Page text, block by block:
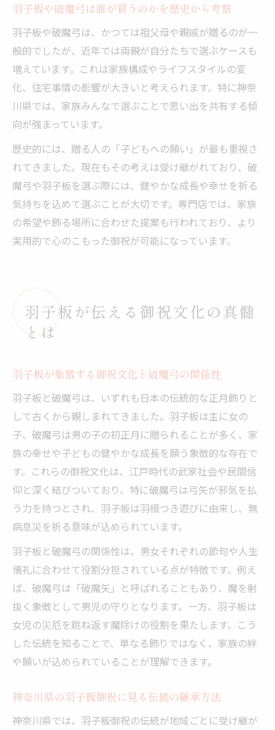
羽子板や破魔弓は誰が買うのかを歴史から考察
羽子板や破魔弓は、かつては祖父母や親戚が贈るのが一
般的でしたが、近年では両親が自分たちで選ぶケースも
増えています。これは家族構成やライフスタイルの変
化、住宅事情の影響が大きいと考えられます。特に神奈
川県では、家族みんなで選ぶことで思い出を共有する傾
向が強まっています。
歴史的には、贈る人の「子どもへの願い」が最も重視さ
れてきました。現在もその考えは受け継がれており、破
魔弓や羽子板を選ぶ際には、健やかな成長や幸せを祈る
気持ちを込めて選ぶことが大切です。専門店では、家族
の希望や飾る場所に合わせた提案も行われており、より
実用的で心のこもった御祝が可能になっています。
羽子板が伝える御祝文化の真髄
とは
羽子板が象徴する御祝文化と破魔弓の関係性
羽子板と破魔弓は、いずれも日本の伝統的な正月飾りと
して古くから親しまれてきました。羽子板は主に女の
子、破魔弓は男の子の初正月に贈られることが多く、家
族の幸せや子どもの健やかな成長を願う象徴的な存在で
す。これらの御祝文化は、江戸時代の武家社会や民間信
仰と深く結びついており、特に破魔弓は弓矢が邪気を払
う力を持つとされ、羽子板は羽根つき遊びに由来し、無
病息災を祈る意味が込められています。
羽子板と破魔弓の関係性は、男女それぞれの節句や人生
儀礼に合わせて役割分担されている点が特徴です。例え
ば、破魔弓は「破魔矢」と呼ばれることもあり、魔を射
抜く象徴として男児の守りとなります。一方、羽子板は
女児の災厄を跳ね返す魔除けの役割を果たします。こう
した伝統を知ることで、単なる飾りではなく、家族の絆
や願いが込められていることが理解できます。
神奈川県の羽子板御祝に見る伝統の継承方法
神奈川県では、羽子板御祝の伝統が地域ごとに受け継が